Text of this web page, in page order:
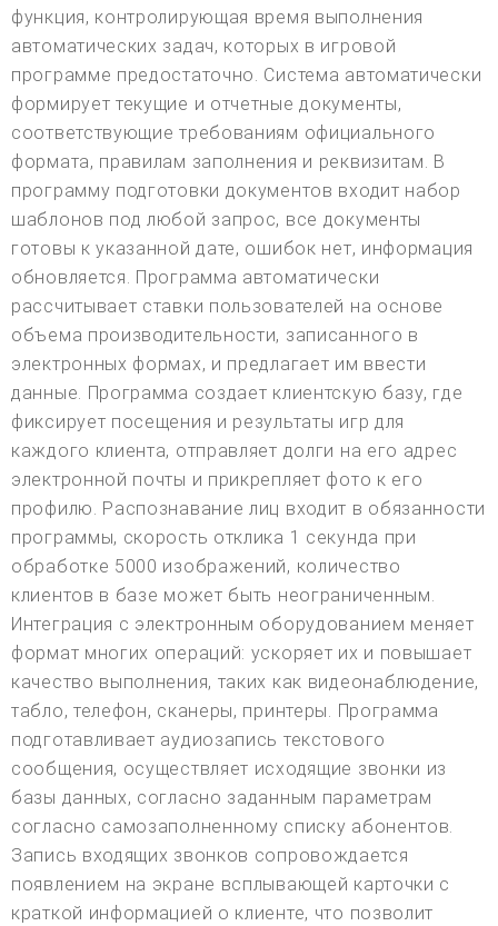
функция, контролирующая время выполнения
автоматических задач, которых в игровой
программе предостаточно. Система автоматически
формирует текущие и отчетные документы,
соответствующие требованиям официального
формата, правилам заполнения и реквизитам. В
программу подготовки документов входит набор
шаблонов под любой запрос, все документы
готовы к указанной дате, ошибок нет, информация
обновляется. Программа автоматически
рассчитывает ставки пользователей на основе
объема производительности, записанного в
электронных формах, и предлагает им ввести
данные. Программа создает клиентскую базу, где
фиксирует посещения и результаты игр для
каждого клиента, отправляет долги на его адрес
электронной почты и прикрепляет фото к его
профилю. Распознавание лиц входит в обязанности
программы, скорость отклика 1 секунда при
обработке 5000 изображений, количество
клиентов в базе может быть неограниченным.
Интеграция с электронным оборудованием меняет
формат многих операций: ускоряет их и повышает
качество выполнения, таких как видеонаблюдение,
табло, телефон, сканеры, принтеры. Программа
подготавливает аудиозапись текстового
сообщения, осуществляет исходящие звонки из
базы данных, согласно заданным параметрам
согласно самозаполненному списку абонентов.
Запись входящих звонков сопровождается
появлением на экране всплывающей карточки с
краткой информацией о клиенте, что позволит